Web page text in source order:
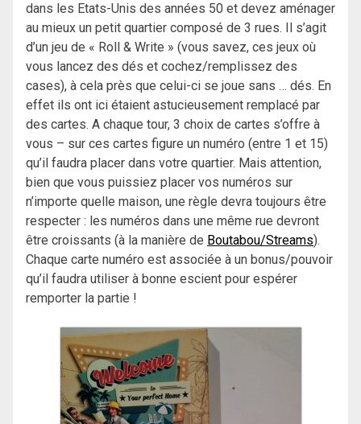
dans les Etats-Unis des années 50 et devez aménager
au mieux un petit quartier composé de 3 rues. Il s’agit
d’un jeu de « Roll & Write » (vous savez, ces jeux où
vous lancez des dés et cochez/remplissez des
cases), à cela près que celui-ci se joue sans … dés. En
effet ils ont ici étaient astucieusement remplacé par
des cartes. A chaque tour, 3 choix de cartes s’offre à
vous – sur ces cartes figure un numéro (entre 1 et 15)
qu’il faudra placer dans votre quartier. Mais attention,
bien que vous puissiez placer vos numéros sur
n’importe quelle maison, une règle devra toujours être
respecter : les numéros dans une même rue devront
être croissants (à la manière de Boutabou/Streams).
Chaque carte numéro est associée à un bonus/pouvoir
qu’il faudra utiliser à bonne escient pour espérer
remporter la partie !